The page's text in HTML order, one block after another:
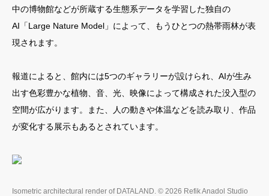
中の博物館などが所蔵する生態系データを学習した独自の
AI「Large Nature Model」によって、もうひとつの熱帯雨林が表
現されます。
報道によると、館内には5つのギャラリーが設けられ、AIが生み
出す色彩豊かな植物、音、光、映像によって構成された没入型の
空間が広がります。また、人の動きや体温などを読み取り、作品
が変化する展示もあるとされています。
Isometric architectural render of DATALAND. © 2026 Refik Anadol Studio
お問い合わせ